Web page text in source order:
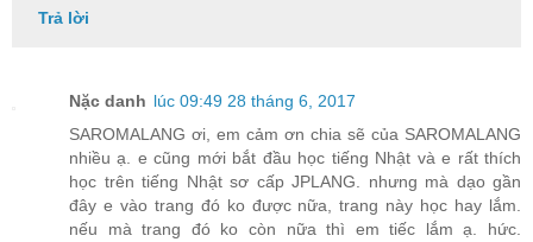
Trả lời
Nặc danh lúc 09:49 28 tháng 6, 2017
SAROMALANG ơi, em cảm ơn chia sẽ của SAROMALANG
nhiều ạ. e cũng mới bắt đầu học tiếng Nhật và e rất thích
học trên tiếng Nhật sơ cấp JPLANG. nhưng mà dạo gần
đây e vào trang đó ko được nữa, trang này học hay lắm.
nếu mà trang đó ko còn nữa thì em tiếc lắm ạ. hức.